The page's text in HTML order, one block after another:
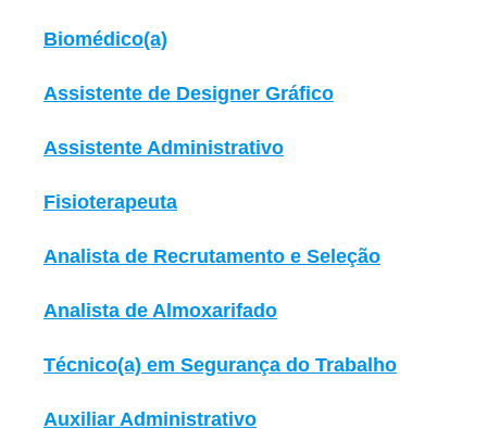
Biomédico(a)
Assistente de Designer Gráfico
Assistente Administrativo
Fisioterapeuta
Analista de Recrutamento e Seleção
Analista de Almoxarifado
Técnico(a) em Segurança do Trabalho
Auxiliar Administrativo